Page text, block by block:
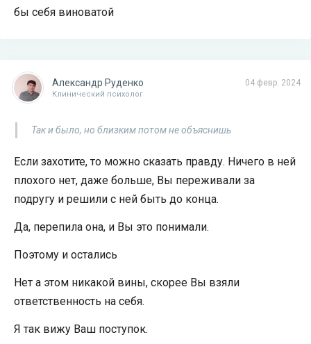
бы себя виноватой
04 февр. 2024
Александр Руденко
Клинический психолог
Так и было, но близким потом не объяснишь
Если захотите, то можно сказать правду. Ничего в ней
плохого нет, даже больше, Вы переживали за
подругу и решили с ней быть до конца.
Да, перепила она, и Вы это понимали.
Поэтому и остались
Нет а этом никакой вины, скорее Вы взяли
ответственность на себя.
Я так вижу Ваш поступок.